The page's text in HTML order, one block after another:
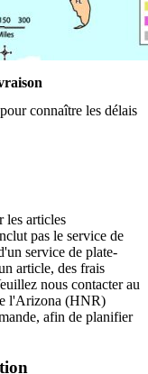
connaître les délais
les articles
pas le service de
service de plate-
article, des frais
nous contacter au
l'Arizona (HNR)
afin de planifier